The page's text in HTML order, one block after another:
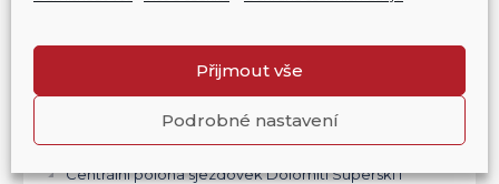
Přijmout vše
Podrobné nastavení
ITÁLIE | POZZA DI FASSA-MUNCION
575 000 €
Spojení alpské tradice a moderního komfortu v
unikátní rezidenci.
Centrální poloha sjezdovek Dolomiti Superski i